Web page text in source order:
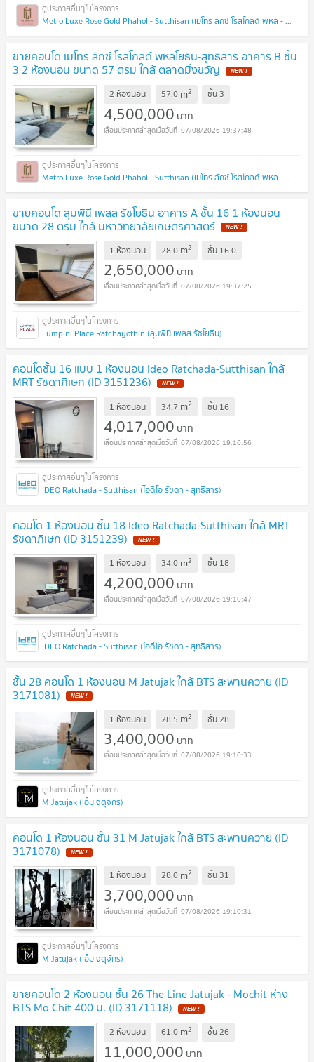
Metro Luxe Rose Gold Phahol - Sutthisan (เมโทร ลักซ์ โรสโกลด์ พหล - สุทธิสาร)
ขายคอนโด เมโทร ลักซ์ โรสโกลด์ พหลโยธิน-สุทธิสาร อาคาร B ชั้น
3 2 ห้องนอน ขนาด 57 ตรม ใกล้ ตลาดมิ่งขวัญ
2 ห้องนอน 57.0 m2 ชั้น 3
4,500,000 บาท
07/08/2026 19:37:48
Metro Luxe Rose Gold Phahol - Sutthisan (เมโทร ลักซ์ โรสโกลด์ พหล - สุทธิสาร)
ขายคอนโด ลุมพินี เพลส รัชโยธิน อาคาร A ชั้น 16 1 ห้องนอน
ขนาด 28 ตรม ใกล้ มหาวิทยาลัยเกษตรศาสตร์
1 ห้องนอน 28.0 m2 ชั้น 16.0
2,650,000 บาท
07/08/2026 19:37:25
Lumpini Place Ratchayothin (ลุมพินี เพลส รัชโยธิน)
คอนโดชั้น 16 แบบ 1 ห้องนอน Ideo Ratchada-Sutthisan ใกล้
MRT รัชดาภิเษก (ID 3151236)
1 ห้องนอน 34.7 m2 ชั้น 16
4,017,000 บาท
07/08/2026 19:10:56
IDEO Ratchada - Sutthisan (ไอดีโอ รัชดา - สุทธิสาร)
คอนโด 1 ห้องนอน ชั้น 18 Ideo Ratchada-Sutthisan ใกล้ MRT
รัชดาภิเษก (ID 3151239)
1 ห้องนอน 34.0 m2 ชั้น 18
4,200,000 บาท
07/08/2026 19:10:47
IDEO Ratchada - Sutthisan (ไอดีโอ รัชดา - สุทธิสาร)
ชั้น 28 คอนโด 1 ห้องนอน M Jatujak ใกล้ BTS สะพานควาย (ID
3171081)
1 ห้องนอน 28.5 m2 ชั้น28
3,400,000 บาท
07/08/2026 19:10:33
M Jatujak (เอ็ม จตุจักร)
คอนโด 1 ห้องนอน ชั้น 31 M Jatujak ใกล้ BTS สะพานควาย (ID
3171078)
1 ห้องนอน 28.0 m2 ชั้น 31
3,700,000 บาท
07/08/2026 19:10:31
M Jatujak (เอ็ม จตุจักร)
ขายคอนโด 2 ห้องนอน ชั้น 26 The Line Jatujak - Mochit ห่าง
BTS Mo Chit 400 ม. (ID 3171118)
2 ห้องนอน 61.0 m2 ชั้น26
11,000,000 บาท